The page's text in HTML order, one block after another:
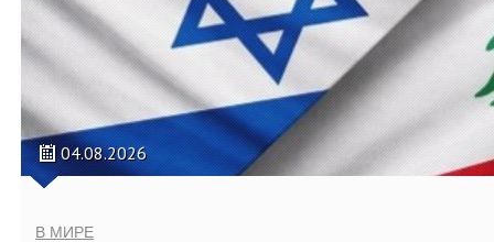
04.08.2026
В МИРЕ